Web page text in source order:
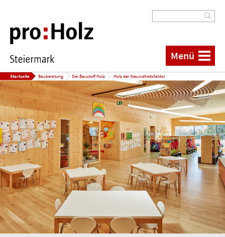
Menü
Startseite Bauberatung Der Baustoff Holz Holz der Gesundheitsfaktor